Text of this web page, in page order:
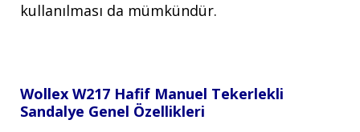
kullanılması da mümkündür.
Wollex W217 Hafif Manuel Tekerlekli
Sandalye Genel Özellikleri